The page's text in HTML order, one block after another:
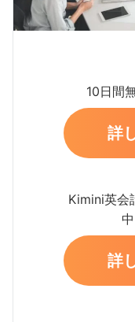
10日間
詳
Kimini英会
詳